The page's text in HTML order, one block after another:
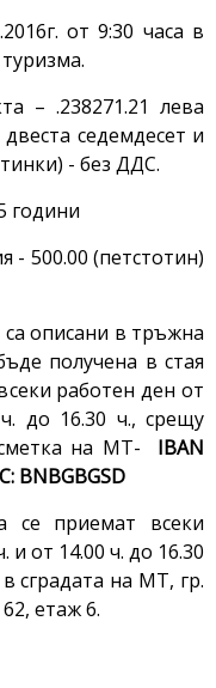
от 9:30 часа в
– .238271.21 лева
седемдесет и
- без ДДС.
години
500.00 (петстотин)
описани в тръжна
получена в стая
работен ден от
до 16.30 ч., срещу
на МТ-
IBAN
BNBGBGSD
се приемат всеки
и от 14.00 ч. до 16.30
сградата на МТ, гр.
етаж 6.